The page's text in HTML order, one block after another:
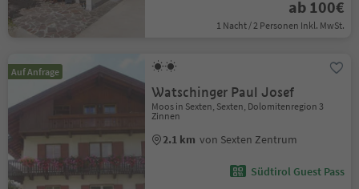
ab 100€
1 Nacht / 2 Personen Inkl. MwSt.
Auf Anfrage
Watschinger Paul Josef
Moos in Sexten, Sexten, Dolomitenregion 3
Zinnen
2.1 km von Sexten Zentrum
Südtirol Guest Pass